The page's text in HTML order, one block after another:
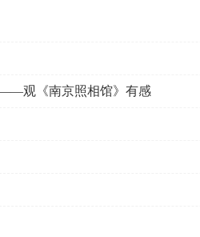
观《南京照相馆》有感